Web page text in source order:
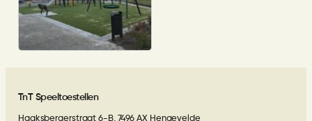
TnT Speeltoestellen
Haaksbergerstraat 6-B, 7496 AX Hengevelde